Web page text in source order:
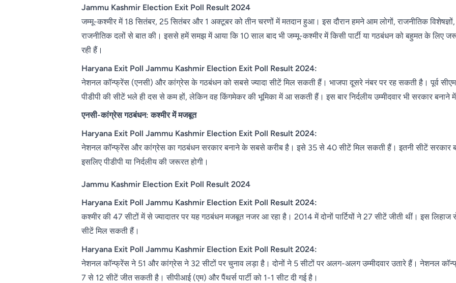
Jammu Kashmir Election Exit Poll Result 2024
जम्मू-कश्मीर में 18 सितंबर, 25 सितंबर और 1 अक्टूबर को तीन चरणों में मतदान हुआ। इस दौरान हमने आम लोगों, राजनीतिक विशेषज्ञों,
राजनीतिक दलों से बात की। इससे हमें समझ में आया कि 10 साल बाद भी जम्मू-कश्मीर में किसी पार्टी या गठबंधन को बहुमत के लिए
रही हैं।
Haryana Exit Poll Jammu Kashmir Election Exit Poll Result 2024:
नेशनल कॉन्फ्रेंस (एनसी) और कांग्रेस के गठबंधन को सबसे ज्यादा सीटें मिल सकती हैं। भाजपा दूसरे नंबर पर रह सकती है। पूर्व सीएम
पीडीपी की सीटें भले ही दस से कम हों, लेकिन वह किंगमेकर की भूमिका में आ सकती हैं। इस बार निर्दलीय उम्मीदवार भी सरकार बनाने
एनसी-कांग्रेस गठबंधन: कश्मीर में मजबूत
Haryana Exit Poll Jammu Kashmir Election Exit Poll Result 2024:
नेशनल कॉन्फ्रेंस और कांग्रेस का गठबंधन सरकार बनाने के सबसे करीब है। इसे 35 से 40 सीटें मिल सकती हैं। इतनी सीटें सरकार
इसलिए पीडीपी या निर्दलीय की जरूरत होगी।
Jammu Kashmir Election Exit Poll Result 2024
Haryana Exit Poll Jammu Kashmir Election Exit Poll Result 2024:
कश्मीर की 47 सीटों में से ज्यादातर पर यह गठबंधन मजबूत नजर आ रहा है। 2014 में दोनों पार्टियों ने 27 सीटें जीती थीं। इस
सीटें मिल सकती हैं।
Haryana Exit Poll Jammu Kashmir Election Exit Poll Result 2024:
नेशनल कॉन्फ्रेंस ने 51 और कांग्रेस ने 32 सीटों पर चुनाव लड़ा है। दोनों ने 5 सीटों पर अलग-अलग उम्मीदवार उतारे हैं। नेशनल
7 से 12 सीटें जीत सकती है। सीपीआई (एम) और पैंथर्स पार्टी को 1-1 सीट दी गई है।